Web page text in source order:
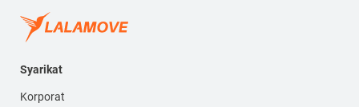
Syarikat
Korporat